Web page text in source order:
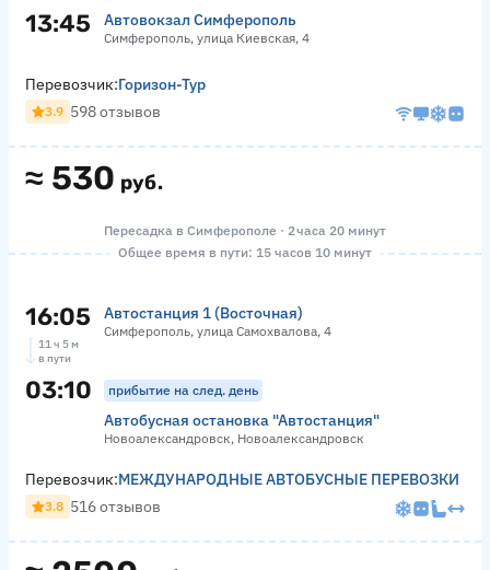
13:45 Автовокзал Симферополь
Симферополь, улица Киевская, 4
≈ 530 руб.
Перевозчик:Горизон-Тур
3.9 598 отзывов
Пересадка в Симферополе · 2 часа 20 минут
Общее время в пути: 15 часов 10 минут
16:05 Автостанция 1 (Восточная)
Симферополь, улица Самохвалова, 4
11 ч 5 м
в пути
03:10 прибытие на след. день
Автобусная остановка "Автостанция"
Новоалександровск, Новоалександровск
Перевозчик:МЕЖДУНАРОДНЫЕ АВТОБУСНЫЕ ПЕРЕВОЗКИ
3.8 516 отзывов